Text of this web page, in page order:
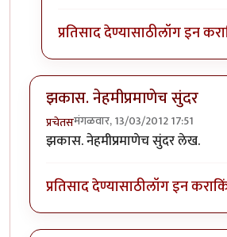
प्रतिसाद देण्यासाठीलॉग इन करा
झकास. नेहमीप्रमाणेच सुंदर
प्रचेतसमंगळवार, 13/03/2012 17:51
झकास. नेहमीप्रमाणेच सुंदर लेख.
प्रतिसाद देण्यासाठीलॉग इन करा